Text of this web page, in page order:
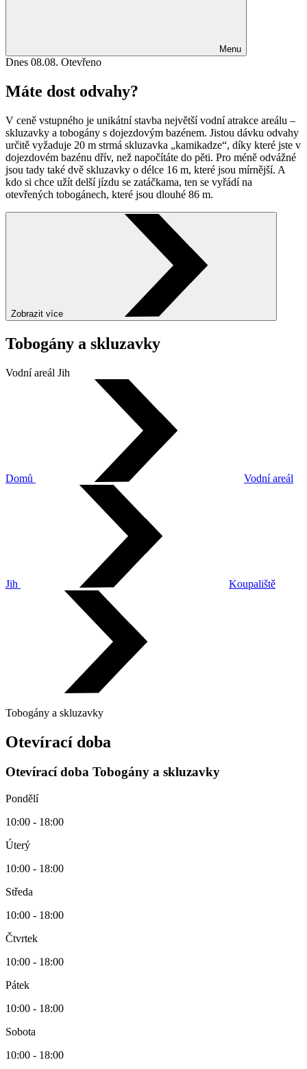
Menu
Dnes 08.08. Otevřeno
Máte dost odvahy?
V ceně vstupného je unikátní stavba největší vodní atrakce areálu –
skluzavky a tobogány s dojezdovým bazénem. Jistou dávku odvahy
určitě vyžaduje 20 m strmá skluzavka „kamikadze“, díky které jste v
dojezdovém bazénu dřív, než napočítáte do pěti. Pro méně odvážné
jsou tady také dvě skluzavky o délce 16 m, které jsou mírnější. A
kdo si chce užít delší jízdu se zatáčkama, ten se vyřádí na
otevřených tobogánech, které jsou dlouhé 86 m.
Zobrazit více
Tobogány a skluzavky
Vodní areál Jih
Domů Vodní areál
Jih Koupaliště
Tobogány a skluzavky
Otevírací doba
Otevírací doba Tobogány a skluzavky
Pondělí
10:00 - 18:00
Úterý
10:00 - 18:00
Středa
10:00 - 18:00
Čtvrtek
10:00 - 18:00
Pátek
10:00 - 18:00
Sobota
10:00 - 18:00